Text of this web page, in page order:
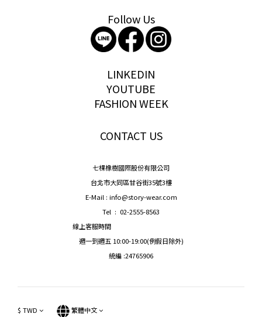
Follow Us
LINKEDIN
YOUTUBE
FASHION WEEK
CONTACT US
七棵橡樹國際股份有限公司
台北市大同區甘谷街35號3樓
E-Mail : info@story-wear.com
Tel : 02-2555-8563
線上客服時間
週一到週五 10:00-19:00(例假日除外)
統編 :24765906
$ TWD 繁體中文